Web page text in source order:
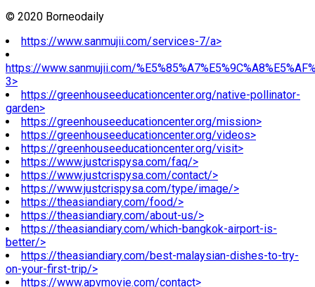
© 2020 Borneodaily
https://www.sanmujii.com/services-7/a>
https://www.sanmujii.com/
3>
https://greenhouseeducationcenter.org/native-pollinator-
garden>
https://greenhouseeducationcenter.org/mission>
https://greenhouseeducationcenter.org/videos>
https://greenhouseeducationcenter.org/visit>
https://www.justcrispysa.com/faq/>
https://www.justcrispysa.com/contact/>
https://www.justcrispysa.com/type/image/>
https://theasiandiary.com/food/>
https://theasiandiary.com/about-us/>
https://theasiandiary.com/which-bangkok-airport-is-
better/>
https://theasiandiary.com/best-malaysian-dishes-to-try-
on-your-first-trip/>
https://www.apvmovie.com/contact>